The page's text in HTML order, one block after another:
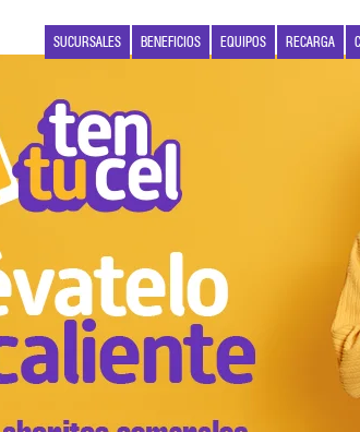
SUCURSALES BENEFICIOS EQUIPOS RECARGA